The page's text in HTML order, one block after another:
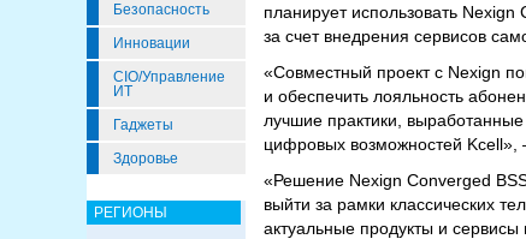
Безопасность
Инновации
CIO/Управление
ИТ
Гаджеты
Здоровье
РЕГИОНЫ
планирует использовать
за счет внедрения сервисов
«Совместный проект с Nexign
и обеспечить лояльность
лучшие практики,
цифровых возможностей Kсell»,
«Решение Nexign Converged
выйти за рамки классических
актуальные продукты и